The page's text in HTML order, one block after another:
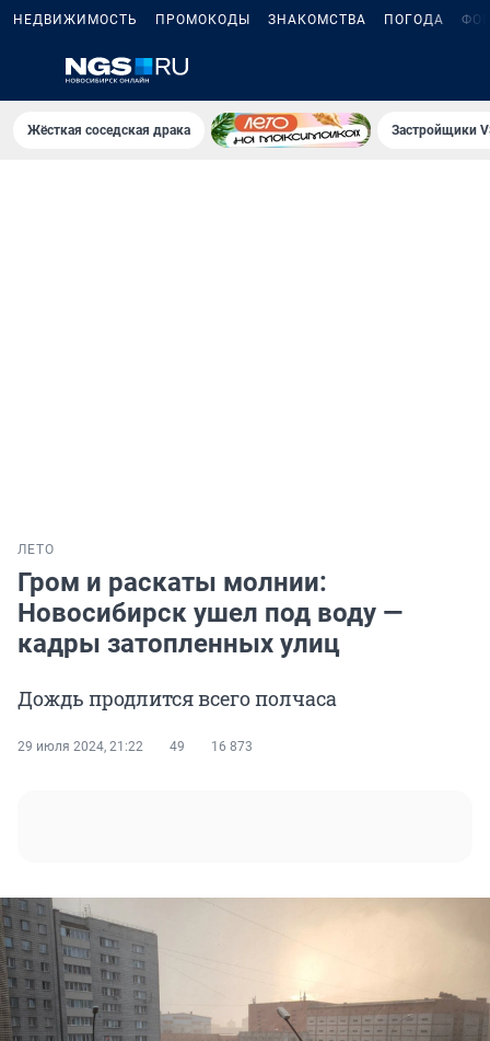
НЕДВИЖИМОСТЬ ПРОМОКОДЫ ЗНАКОМСТВА ПОГОДА
Жёсткая соседская драка Застройщики
ЛЕТО
Гром и раскаты молнии:
Новосибирск ушел под воду —
кадры затопленных улиц
Дождь продлится всего полчаса
29 июля 2024, 21:22 49 16 873